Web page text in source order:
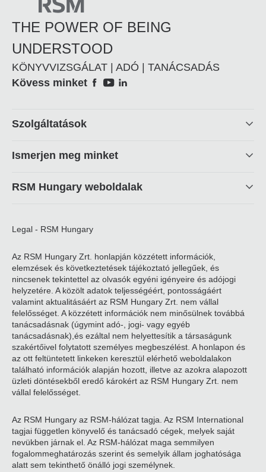
THE POWER OF BEING
UNDERSTOOD
KÖNYVVIZSGÁLAT | ADÓ | TANÁCSADÁS
Social
Kövess minket
Footer
Szolgáltatások
Ismerjen meg minket
RSM Hungary weboldalak
Legal - RSM Hungary
Az RSM Hungary Zrt. honlapján közzétett információk,
elemzések és következtetések tájékoztató jellegűek, és
nincsenek tekintettel az olvasók egyéni igényeire és adójogi
helyzetére. A közölt adatok teljességéért, pontosságáért
valamint aktualitásáért az RSM Hungary Zrt. nem vállal
felelősséget. A közzétett információk nem minősülnek továbbá
tanácsadásnak (úgymint adó-, jogi- vagy egyéb
tanácsadásnak),és ezáltal nem helyettesítik a társaságunk
szakértőivel folytatott személyes megbeszélést. A honlapon és
az ott feltüntetett linkeken keresztül elérhető weboldalakon
található információk alapján hozott, illetve az azokra alapozott
üzleti döntésekből eredő károkért az RSM Hungary Zrt. nem
vállal felelősséget.
Az RSM Hungary az RSM-hálózat tagja. Az RSM International
tagjai független könyvelő és tanácsadó cégek, melyek saját
nevükben járnak el. Az RSM-hálózat maga semmilyen
fogalommeghatározás szerint és semelyik állam joghatósága
alatt sem tekinthető önálló jogi személynek.